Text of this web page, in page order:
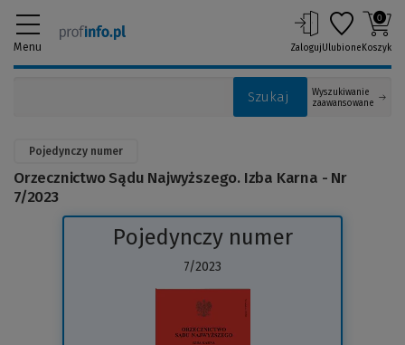
Menu
Szukaj
Wyszukiwanie
zaawansowane
ZalogujUlubione
0
Koszyk
Pojedynczy numer
Orzecznictwo Sądu Najwyższego. Izba Karna - Nr
7/2023
Pojedynczy numer
7/2023